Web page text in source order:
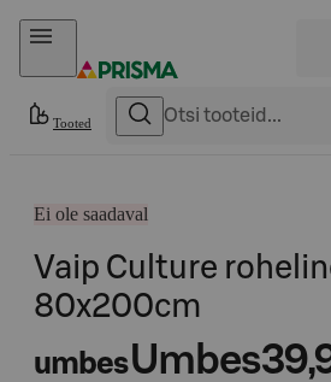
Otse sisu juurde
Tooted
Ei ole saadaval
Vaip Culture
80x200cm
umbesUmbes